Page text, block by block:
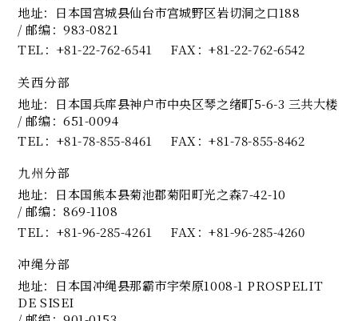
地址：日本国宫城县仙台市宫城野区岩切洞之口188
/ 邮编：983-0821
TEL
+81-22-762-6541 FAX
+81-22-762-6542
关西分部
地址：日本国兵库县神户市中央区琴之绪町5-6-3 三共大楼
/ 邮编：651-0094
TEL
+81-78-855-8461 FAX
+81-78-855-8462
九州分部
地址：日本国熊本县菊池郡菊阳町光之森7-42-10
/ 邮编：869-1108
TEL
+81-96-285-4261 FAX
+81-96-285-4260
冲绳分部
地址：日本国冲绳县那霸市宇荣原1008-1 PROSPELIT
DE SISEI